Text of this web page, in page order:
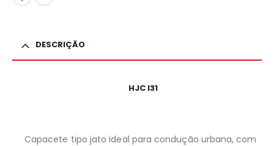
DESCRIÇÃO
HJC I31
Capacete tipo jato ideal para condução urbana, com